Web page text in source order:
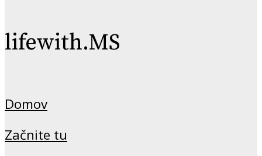
lifewith.MS
Domov
Začnite tu